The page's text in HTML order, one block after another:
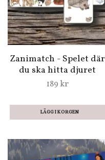
Zanimatch - Spelet där
du ska hitta djuret
189 kr